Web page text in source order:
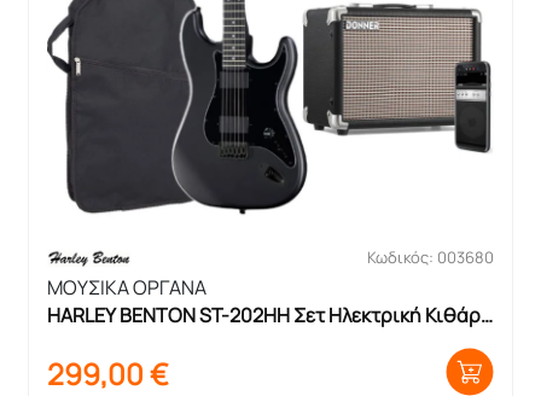
Κωδικός: 003680
ΜΟΥΣΙΚΑ ΟΡΓΑΝΑ
HARLEY BENTON ST-202HH Σετ Ηλεκτρική Κιθάρα
299,00€